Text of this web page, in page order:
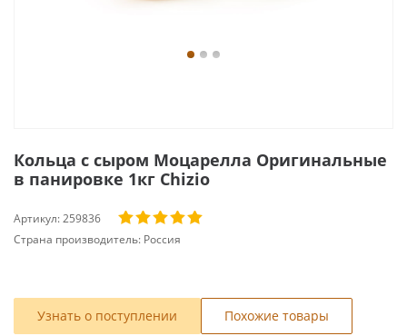
Кольца с сыром Моцарелла Оригинальные
в панировке 1кг Chizio
Артикул:259836
Страна производитель: Россия
Узнать о поступлении Похожие товары